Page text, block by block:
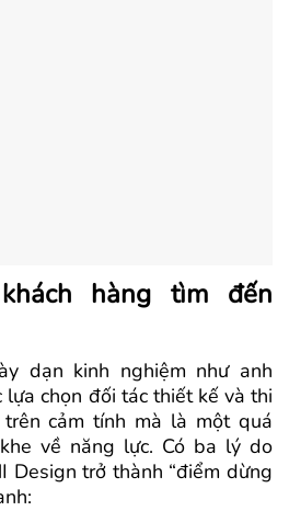
hàng tìm đến
dạn kinh nghiệm như anh
lựa chọn đối tác thiết kế và thi
cảm tính mà là một quá
về năng lực. Có ba lý do
Design trở thành “điểm dừng